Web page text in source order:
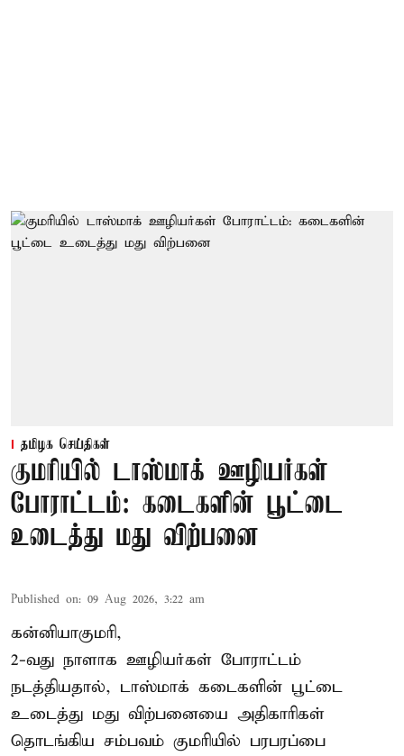
தமிழக செய்திகள்
குமரியில் டாஸ்மாக் ஊழியர்கள்
போராட்டம்: கடைகளின் பூட்டை
உடைத்து மது விற்பனை
Published on: 09 Aug 2026, 3:22 am
கன்னியாகுமரி,
2-வது நாளாக ஊழியர்கள் போராட்டம்
நடத்தியதால், டாஸ்மாக் கடைகளின் பூட்டை
உடைத்து மது விற்பனையை அதிகாரிகள்
தொடங்கிய சம்பவம் குமரியில் பரபரப்பை